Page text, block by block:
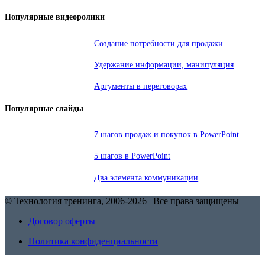
Популярные видеоролики
Создание потребности для продажи
Удержание информации, манипуляция
Аргументы в переговорах
Популярные слайды
7 шагов продаж и покупок в PowerPoint
5 шагов в PowerPoint
Два элемента коммуникации
© Технология тренинга, 2006-2026 | Все права защищены
Договор оферты
Политика конфиденциальности